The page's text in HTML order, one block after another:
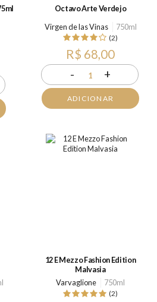
Octavo Arte Verdejo
Virgen de las Vinas
750ml
(2)
R$ 68,00
- 1 +
ADICIONAR
12 E Mezzo Fashion Edition
Malvasia
Varvaglione
750ml
(2)